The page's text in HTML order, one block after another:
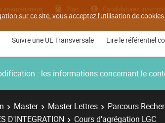
sur ce site, vous acceptez l'utilisation de
internationaux Plan Candidatures
Suivre une UE Transversale Lire le référentiel
: les informations concernant le
Master Master Lettres
Parcours
D'INTEGRATION
Cours d'agrégation LGC